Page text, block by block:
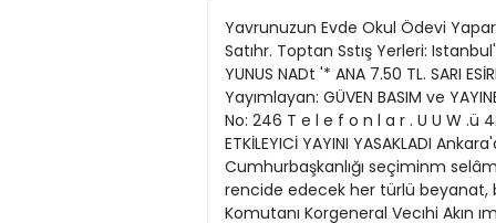
Cumhuriyet Ankara
Cumhuriyet Büyük
Taaruz
Cumhuriyet
Cumartesi
Cumhuriyet Çevre
2013
2012
2011
2010
2009
Yavrunuzun Evde Okul Ödevi Yaparken ve Bütün Öğretim Hayatında En Çok Yararlanacafı Eser, RENKLİ ANSİKLOPEDİSİ'dir Taksitle de Satıhr. Toptan Sstış Yerleri: Istanbul'da BabıJli'd» ÜLKÜ OKUL Cilt Halinde Çıkmtştır. OCAK KİTAP DAglTIM ŞTİ. ve BATEŞ umhuri Kunıeusu: YUNUS NADt '* ANA 7.50 TL. SARI ESİRLER 10. TL. BU MAĞRUR KALP 15. TL PEKİN'DEN MEKTUP 5. T" HAK YOLCUSU 5. TL. REMZİ KİTABEVİ Yayımlayan: GÜVEN BASIM ve YAYINEVİ istanbul 49. yıl, sayı: 17456 Telgrtî » t mektup adresl: Cumhurlyei istsnbul PosU Kutusu: lstanbul No: 246 T e l e f o n l a r . U U W .ü 42 tfb 22 42 97 2 3 4 2 9 8 22 42 »9 11 Mart Pazar 1973 TÜM SIKIYÖNETÎM KOMUTANLIKLARI, TBMM'Yİ ETKİLEYICİ YAYINI YASAKLADI Ankara'dan sonra; Adana, Eskişehır, lstanbul. Diyarbakır Sıirt ve tzmir Sıkıyonetim Komutanlık ları da Cumhurbaşkanlığı seçiminm selâmetle sonuçlanmasına mâm olacak, TBMM'yi baskı altında tutacak ve Turk Silâhh Kuvvetlerıni rencide edecek her türlü beyanat, bıldin, yazı ve haberleri yasailamıştır. Adana'nın bildirisi Adana Hatay Sıkıyönettm ve 6 Kolordu Komutanı Korgeneral Vecıhi Akın ımzasıyla dün yayımlanan 58 numaralı bıldiri. aynen şöyledır cTürkıye Cumhuriyeti Anayasası, Cumhurbaşkanı seçimınin ı Turkiye Büyuk Mıllet Mechsin | ce kendı uyeleri arasmda serbestçe yapılacagını emretmıştir. ' Cumhurbaşkanı seçiminin selâmetle sonuçlanmasına mani olacak, Turk Silâhh Kuvvetlerini rencide edecek ve Türkiye Buyuk Millet Meclisi'nin hür iracfesinı baskı altında tutacak mahiyette beyanat vermek, bildıri dağıtmak, bu sekildeki yazı ve haberleri basmak ve her turlu araçla yayımlamak yasak edllmiştir. llgililere duyurulur.» Yargıtay, işlemleri durdurdu ANAYASA MAHKEMESİNİN İPTAL KARARI ÜZERİNE YAPILAN ÇALIŞMALARDA KESİN BİR SONUCA VARMAK MÜMKÜN OLMADI. GETİRİLMEK İSTENEN YENİ SİSTEM DE BORÇLANARAK EMEKLİ OLMA İSLEMİNDE ÖNEMLİ BARAJLAR KONMASI ÖNERİLİYOR, Gürfer; "Ulkemiz crz gelişmiş olmanın ızdırabını çekiyor,, KONTENJAN SENATÖRÜ GÜRLER TRT'YE VERDİĞI DEMEÇTE YURT SORUNLARI İLE İLGİLİ GÖRÜŞLERİNİ AÇIKLADI ANKARA, (Cnmhnriyet Bürosu) Kontenjan Senatdrü Faruk Gurler, dun kendısıyle goruşen TRT muhabınıun bazı sorulannı cevaplamış. bu arada bır soruva cevaben de, «Şımdi bızirn ıçın en buyük mesele memleketı ve mılletı her alanda devamlı Istanbul'un bildirisi Birinci Ordu ve Sıkıyönetim Komutanı Orgeneral Faik Türin de dün bır bıldiri yayımlayarak Cumhurbaşkanlığı seçimleri arifesinde basın ve yayın kuruluşlanndan hassasiyet istemistir. Bırinci Ordu ve Sıkıyör.etim Komutanlığının bu kcnudaki bildirisi de aynen